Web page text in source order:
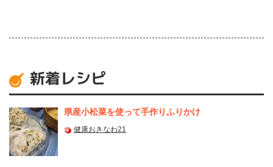
新着レシピ
県産⼩松菜を使って⼿作りふりかけ
健康おきなわ21